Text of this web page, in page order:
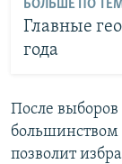
БОЛЬШЕ ПО
Главные
года
После выборов
большинством
позволит